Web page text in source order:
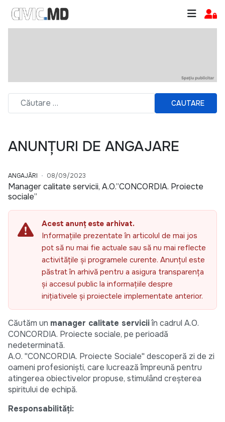
CAUTARE
ANUNȚURI DE ANGAJARE
ANGAJĂRI 08/09/2023
Manager calitate servicii, A.O.”CONCORDIA. Proiecte
sociale”
Acest anunț este arhivat.
Informațiile prezentate în articolul de mai jos
pot să nu mai fie actuale sau să nu mai reflecte
activitățile și programele curente. Anunțul este
păstrat în arhivă pentru a asigura transparența
și accesul public la informațiile despre
inițiativele și proiectele implementate anterior.
Căutăm un manager calitate serviciiîn cadrul A.O.
CONCORDIA. Proiecte sociale, pe perioadă
nedeterminată.
A.O. ''CONCORDIA. Proiecte Sociale'' descoperă zi de zi
oameni profesioniști, care lucrează împreună pentru
atingerea obiectivelor propuse, stimulând creșterea
spiritului de echipă.
Responsabilități: